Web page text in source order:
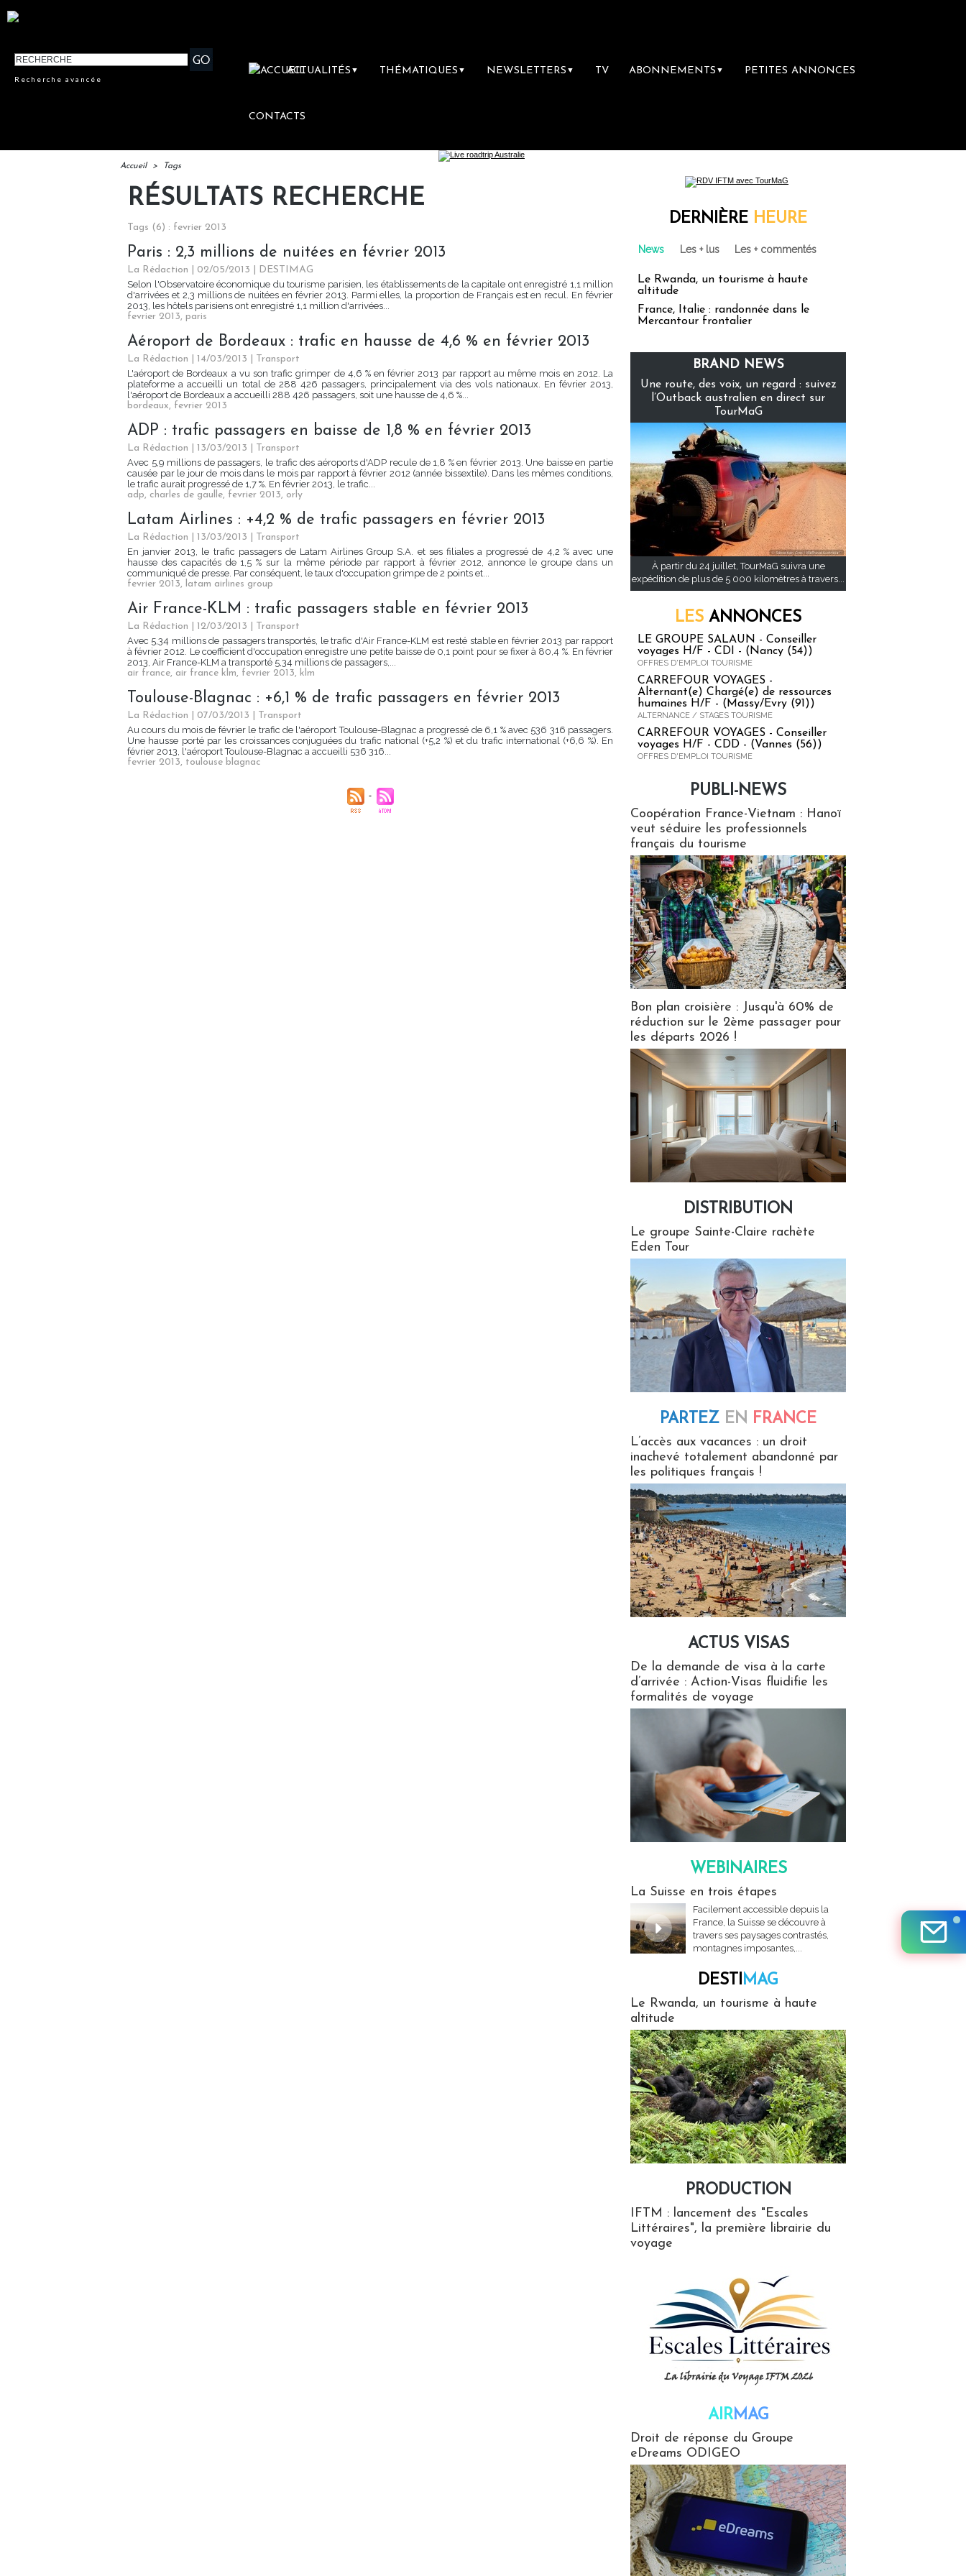
Recherche avancée
ACTUALITÉS ▼ THÉMATIQUES ▼ NEWSLETTERS ▼ TV ABONNEMENTS ▼ PETITES ANNONCES
CONTACTS
Accueil > Tags
RÉSULTATS RECHERCHE
Tags (6) : fevrier 2013
Paris : 2,3 millions de nuitées en février 2013
La Rédaction | 02/05/2013
DESTIMAG
Selon l'Observatoire économique du tourisme parisien, les établissements de la capitale ont enregistré 1,1 million
d'arrivées et 2,3 millions de nuitées en février 2013. Parmi elles, la proportion de Français est en recul. En février
2013, les hôtels parisiens ont enregistré 1,1 million d'arrivées...
fevrier 2013, paris
Aéroport de Bordeaux : trafic en hausse de 4,6 % en février 2013
La Rédaction | 14/03/2013
Transport
L'aéroport de Bordeaux a vu son trafic grimper de 4,6 % en février 2013 par rapport au même mois en 2012. La
plateforme a accueilli un total de 288 426 passagers, principalement via des vols nationaux. En février 2013,
l'aéroport de Bordeaux a accueilli 288 426 passagers, soit une hausse de 4,6 %...
bordeaux, fevrier 2013
ADP : trafic passagers en baisse de 1,8 % en février 2013
La Rédaction | 13/03/2013
Transport
Avec 5,9 millions de passagers, le trafic des aéroports d'ADP recule de 1,8 % en février 2013. Une baisse en partie
causée par le jour de mois dans le mois par rapport à février 2012 (année bissextile). Dans les mêmes conditions,
le trafic aurait progressé de 1,7 %. En février 2013, le trafic...
adp, charles de gaulle, fevrier 2013, orly
Latam Airlines : +4,2 % de trafic passagers en février 2013
La Rédaction | 13/03/2013
Transport
En janvier 2013, le trafic passagers de Latam Airlines Group S.A. et ses filiales a progressé de 4,2 % avec une
hausse des capacités de 1,5 % sur la même période par rapport à février 2012, annonce le groupe dans un
communiqué de presse. Par conséquent, le taux d'occupation grimpe de 2 points et...
fevrier 2013, latam airlines group
Air France-KLM : trafic passagers stable en février 2013
La Rédaction | 12/03/2013
Transport
Avec 5,34 millions de passagers transportés, le trafic d'Air France-KLM est resté stable en février 2013 par rapport
à février 2012. Le coefficient d'occupation enregistre une petite baisse de 0,1 point pour se fixer à 80,4 %. En février
2013, Air France-KLM a transporté 5,34 millions de passagers,...
air france, air france klm, fevrier 2013, klm
Toulouse-Blagnac : +6,1 % de trafic passagers en février 2013
La Rédaction | 07/03/2013
Transport
Au cours du mois de février le trafic de l'aéroport Toulouse-Blagnac a progressé de 6,1 % avec 536 316 passagers.
Une hausse porté par les croissances conjuguées du trafic national (+5,2 %) et du trafic international (+6,6 %). En
février 2013, l'aéroport Toulouse-Blagnac a accueilli 536 316...
fevrier 2013, toulouse blagnac
DERNIÈRE HEURE
News Les + lus Les + commentés
Le Rwanda, un tourisme à haute
altitude
France, Italie : randonnée dans le
Mercantour frontalier
BRAND NEWS
Une route, des voix, un regard : suivez
l’Outback australien en direct sur
TourMaG
À partir du 24 juillet, TourMaG suivra une
expédition de plus de 5 000 kilomètres à travers...
LES ANNONCES
LE GROUPE SALAUN - Conseiller
voyages H/F - CDI - (Nancy (54))
OFFRES D'EMPLOI TOURISME
CARREFOUR VOYAGES -
Alternant(e) Chargé(e) de ressources
humaines H/F - (Massy/Evry (91))
ALTERNANCE / STAGES TOURISME
CARREFOUR VOYAGES - Conseiller
voyages H/F - CDD - (Vannes (56))
OFFRES D'EMPLOI TOURISME
PUBLI-NEWS
Coopération France-Vietnam : Hanoï
veut séduire les professionnels
français du tourisme
Bon plan croisière : Jusqu'à 60% de
réduction sur le 2ème passager pour
les départs 2026 !
DISTRIBUTION
Le groupe Sainte-Claire rachète
Eden Tour
PARTEZ EN FRANCE
L’accès aux vacances : un droit
inachevé totalement abandonné par
les politiques français !
ACTUS VISAS
De la demande de visa à la carte
d’arrivée : Action-Visas fluidifie les
formalités de voyage
WEBINAIRES
La Suisse en trois étapes
Facilement accessible depuis la
France, la Suisse se découvre à
travers ses paysages contrastés,
montagnes imposantes,...
DESTIMAG
Le Rwanda, un tourisme à haute
altitude
PRODUCTION
IFTM : lancement des "Escales
Littéraires", la première librairie du
voyage
AIRMAG
Droit de réponse du Groupe
eDreams ODIGEO